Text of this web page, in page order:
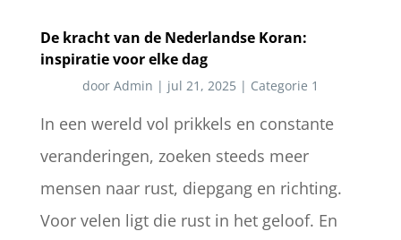
De kracht van de Nederlandse Koran:
inspiratie voor elke dag
door Admin | jul 21, 2025 | Categorie 1
In een wereld vol prikkels en constante
veranderingen, zoeken steeds meer
mensen naar rust, diepgang en richting.
Voor velen ligt die rust in het geloof. En